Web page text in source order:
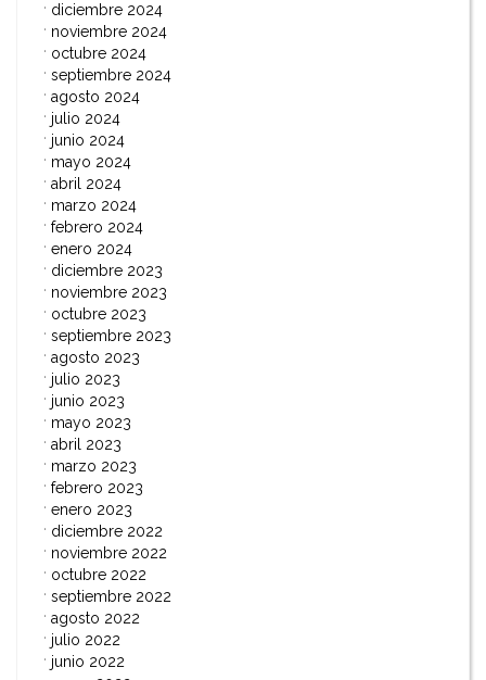
diciembre 2024
noviembre 2024
octubre 2024
septiembre 2024
agosto 2024
julio 2024
junio 2024
mayo 2024
abril 2024
marzo 2024
febrero 2024
enero 2024
diciembre 2023
noviembre 2023
octubre 2023
septiembre 2023
agosto 2023
julio 2023
junio 2023
mayo 2023
abril 2023
marzo 2023
febrero 2023
enero 2023
diciembre 2022
noviembre 2022
octubre 2022
septiembre 2022
agosto 2022
julio 2022
junio 2022